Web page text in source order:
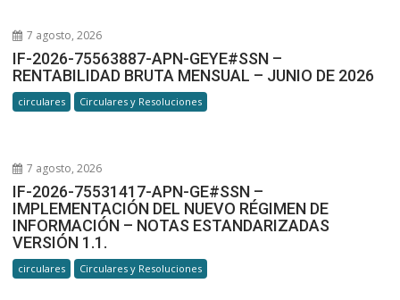
7 agosto, 2026
IF-2026-75563887-APN-GEYE#SSN –
RENTABILIDAD BRUTA MENSUAL – JUNIO DE 2026
circulares Circulares y Resoluciones
7 agosto, 2026
IF-2026-75531417-APN-GE#SSN –
IMPLEMENTACIÓN DEL NUEVO RÉGIMEN DE
INFORMACIÓN – NOTAS ESTANDARIZADAS
VERSIÓN 1.1.
circulares Circulares y Resoluciones